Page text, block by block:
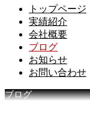
トップページ
実績紹介
会社概要
ブログ
お知らせ
お問い合わせ
ブログ